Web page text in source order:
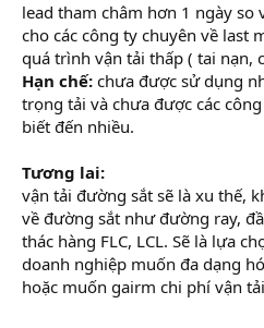
lead tham châm hơn 1 ngày
cho các công ty chuyên về last
quá trình vận tải thấp ( tai nạn,
Hạn chế: chưa được sử dụng
trọng tải và chưa được các
biết đến nhiều.
Tương lai:
vận tải đường sắt sẽ là xu thế,
về đường sắt như đường ray,
thác hàng FLC, LCL. Sẽ là lựa
doanh nghiệp muốn đa dạng
hoặc muốn gairm chi phí vận